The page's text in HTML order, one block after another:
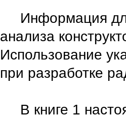
Информация для
анализа
Использование
при разработке
В книге 1